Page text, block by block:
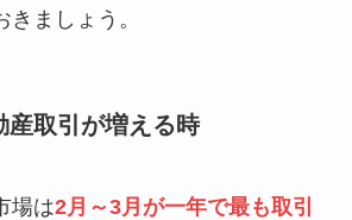
ましょう。
産取引が増える時
場は2月～3月が一年で最も取引